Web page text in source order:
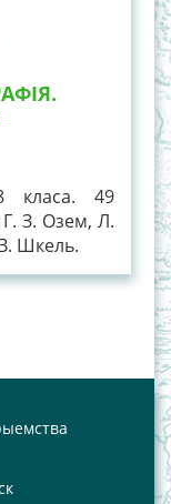
класа. 49
Г. З. Озем, Л.
Шкель.